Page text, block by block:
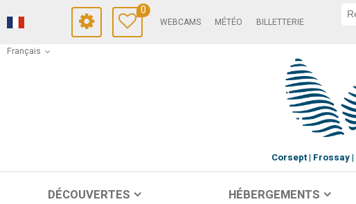
Français
0
WEBCAMS MÉTÉO BILLETTERIE
Corsept Frossay
DÉCOUVERTES HÉBERGEMENTS